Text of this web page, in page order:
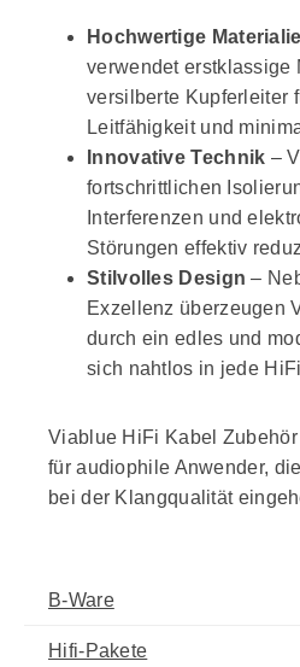
Hochwertige
verwendet erstklassige
versilberte Kupferleiter
Leitfähigkeit und
Innovative Technik –
fortschrittlichen
Interferenzen und
Störungen effektiv
Stilvolles Design –
Exzellenz überzeugen
durch ein edles und
sich nahtlos in jede
Viablue HiFi Kabel Zubehör
für audiophile Anwender,
bei der Klangqualität
B-Ware
Hifi-Pakete